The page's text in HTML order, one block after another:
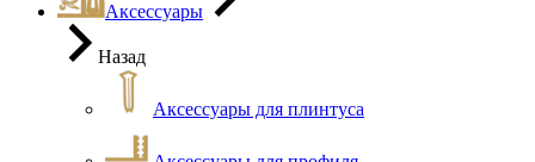
Аксессуары
Назад
Аксессуары для плинтуса